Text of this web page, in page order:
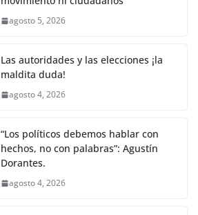
A
p
Li
k
a
agosto 5, 2026
Las autoridades y las elecciones ¡la
maldita duda!
agosto 4, 2026
“Los políticos debemos hablar con
hechos, no con palabras”: Agustín
Dorantes.
agosto 4, 2026